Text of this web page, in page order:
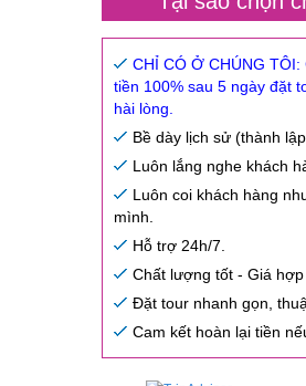
CHỈ CÓ Ở CHÚNG TÔI:
tiền 100% sau 5 ngày đặt
hài lòng.
Bề dày lịch sử (thành
Luôn lắng nghe khách
Luôn coi khách hàng
mình.
Hỗ trợ 24h/7.
Chất lượng tốt - Giá hợp
Đặt tour nhanh gọn,
Cam kết hoàn lại tiền